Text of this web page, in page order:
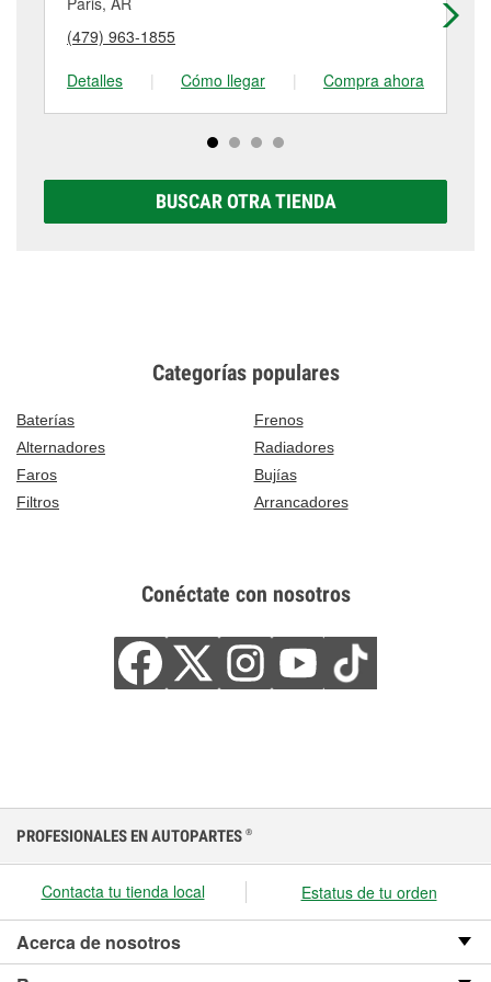
detalles, contáctanos al
en 108 South Rogers Street, Clarksville, AR.
tienda #355 para obtener más información.
(479) 963-1855
Detalles
| Cómo llegar | Compra ahora
BUSCAR OTRA TIENDA
Categorías populares
Baterías
Frenos
Alternadores
Radiadores
Faros
Bujías
Filtros
Arrancadores
Conéctate con nosotros
PROFESIONALES EN AUTOPARTES ®
Contacta tu tienda local Estatus de tu orden
Acerca de nosotros